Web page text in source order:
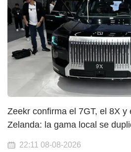
Zeekr confirma el 7GT, el 8X y
Zelanda: la gama local se
22:11 08-08-2026